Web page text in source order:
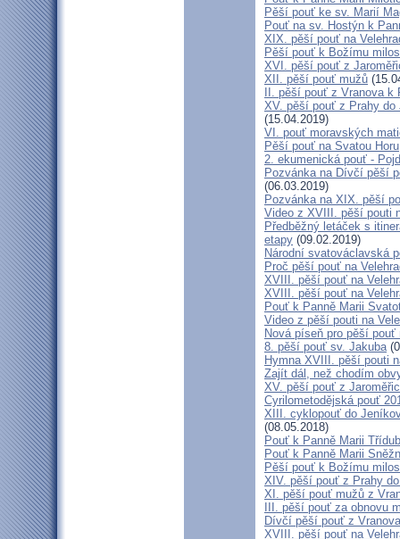
Pěší pouť ke sv. Marií
Pouť na sv. Hostýn k
XIX. pěší pouť na
Pěší pouť k Božímu
XVI. pěší pouť z
XII. pěší pouť mužů
II. pěší pouť z Vranova k
XV. pěší pouť z Prahy
(15.04.2019)
VI. pouť moravských
Pěší pouť na Svatou Horu
2. ekumenická pouť -
Pozvánka na Dívčí pěší
(06.03.2019)
Pozvánka na XIX. pěší
Video z XVIII. pěší pouti
Předběžný letáček s
etapy (09.02.2019)
Národní svatováclavská
Proč pěší pouť na
XVIII. pěší pouť na
XVIII. pěší pouť na
Pouť k Panně Marii
Video z pěší pouti na
Nová píseň pro pěší
8. pěší pouť sv. Jakuba
Hymna XVIII. pěší pouti
Zajít dál, než chodím
XV. pěší pouť z
Cyrilometodějská pouť
XIII. cyklopouť do
(08.05.2018)
Pouť k Panně Marii
Pouť k Panně Marii
Pěší pouť k Božímu
XIV. pěší pouť z Prahy
XI. pěší pouť mužů z
III. pěší pouť za obnovu
Dívčí pěší pouť z
XVIII. pěší pouť na